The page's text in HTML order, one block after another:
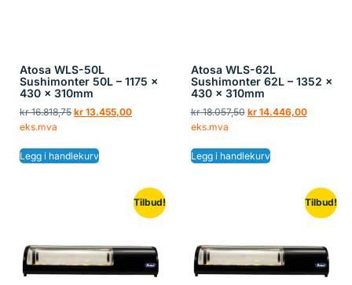
Atosa WLS-50L
Sushimonter 50L – 1175 x
430 x 310mm
kr16.818,75 kr 13.455,00
eks.mva
Legg i handlekurv
Atosa WLS-62L
Sushimonter 62L – 1352 x
430 x 310mm
kr18.057,50 kr14.446,00
eks.mva
Legg i handlekurv
Tilbud! Tilbud!